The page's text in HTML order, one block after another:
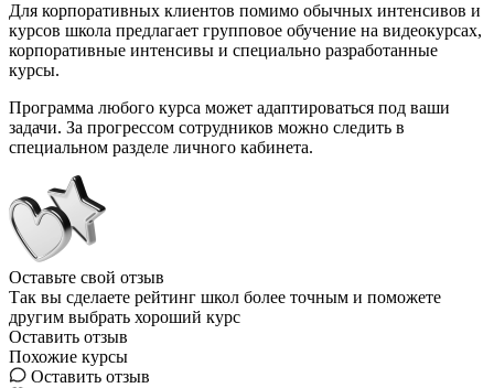
Для корпоративных клиентов помимо обычных интенсивов и
курсов школа предлагает групповое обучение на видеокурсах,
корпоративные интенсивы и специально разработанные
курсы.
Программа любого курса может адаптироваться под ваши
задачи. За прогрессом сотрудников можно следить в
специальном разделе личного кабинета.
Оставьте свой отзыв
Так вы сделаете рейтинг школ более точным и поможете
другим выбрать хороший курс
Оставить отзыв
Похожие курсы
Оставить отзыв